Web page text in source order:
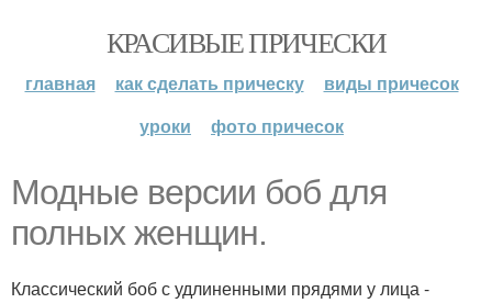
КРАСИВЫЕ ПРИЧЕСКИ
главная как сделать прическу
виды причесок
уроки
фото причесок
Модные версии боб для
полных женщин.
Классический боб с удлиненными прядями у лица -